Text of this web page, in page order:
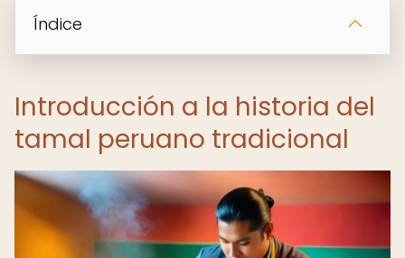
Índice
Introducción a la historia del
tamal peruano tradicional